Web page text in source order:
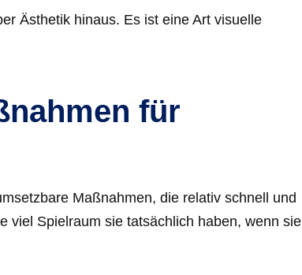
Ästhetik hinaus. Es ist eine Art visuelle
für
Maßnahmen, die relativ schnell und
viel Spielraum sie tatsächlich haben, wenn sie